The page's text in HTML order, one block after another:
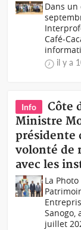
Dans
Café-
il y a
Info
Côte
Ministre
présidente
volonté de
avec les
La
Sanogo,
juillet